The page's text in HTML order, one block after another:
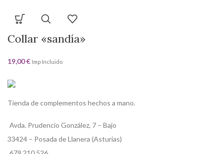
Collar «sandía»
19,00€ Imp Incluido
Tienda de complementos hechos a mano.
Avda. Prudencio González, 7 – Bajo
33424 – Posada de Llanera (Asturias)